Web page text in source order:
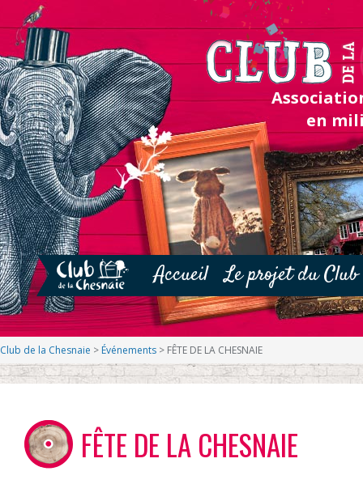
en
Accueil Le projet du Club
Club de la Chesnaie > Événements > FÊTE DE LA CHESNAIE
FÊTE DE LA CHESNAIE